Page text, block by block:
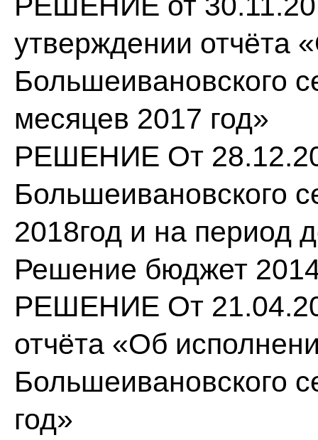
утверждении отчёта
Большеивановского
месяцев 2017 год»
РЕШЕНИЕ От
Большеивановского
2018год и на период
Решение бюджет
РЕШЕНИЕ От
отчёта «Об
Большеивановского
год»